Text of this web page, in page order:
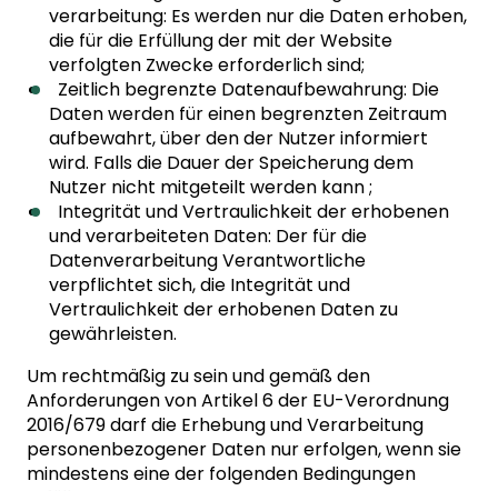
verarbeitung: Es werden nur die Daten erhoben,
die für die Erfüllung der mit der Website
verfolgten Zwecke erforderlich sind;
Zeitlich begrenzte Datenaufbewahrung: Die
Daten werden für einen begrenzten Zeitraum
aufbewahrt, über den der Nutzer informiert
wird. Falls die Dauer der Speicherung dem
Nutzer nicht mitgeteilt werden kann ;
Integrität und Vertraulichkeit der erhobenen
und verarbeiteten Daten: Der für die
Datenverarbeitung Verantwortliche
verpflichtet sich, die Integrität und
Vertraulichkeit der erhobenen Daten zu
gewährleisten.
Um rechtmäßig zu sein und gemäß den
Anforderungen von Artikel 6 der EU-Verordnung
2016/679 darf die Erhebung und Verarbeitung
personenbezogener Daten nur erfolgen, wenn sie
mindestens eine der folgenden Bedingungen